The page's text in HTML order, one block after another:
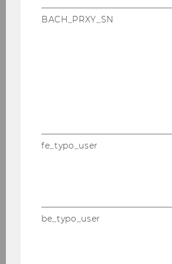
Spannende Einblicke ins
Im Rah­men des Wahl­fachs
nage­ment er­hiel­ten
und 5. Se­mes­ter einen
in die Welt von Wo­er­le, der
BACH_PRXY_SN
fe_typo_user
be_typo_user